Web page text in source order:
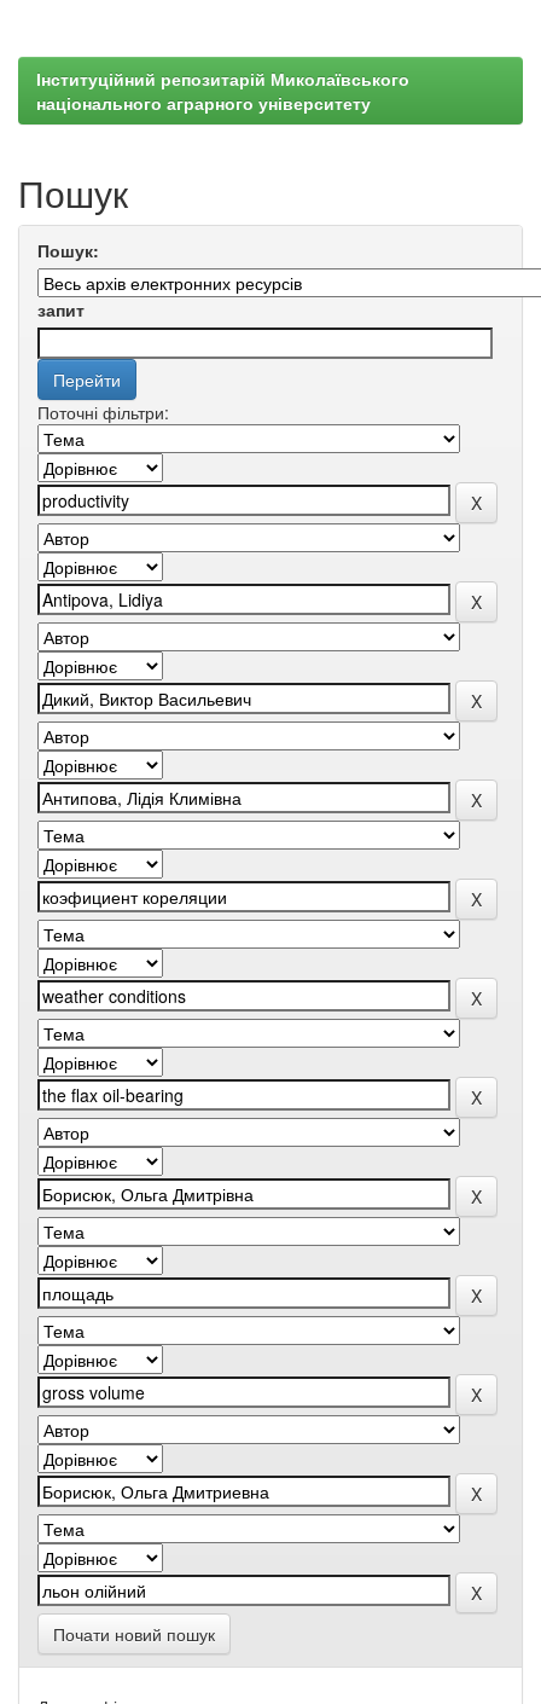
Інституційний репозитарій Миколаївського
національного аграрного університету
Пошук
Пошук:
запит
Поточні фільтри:
Почати новий пошук